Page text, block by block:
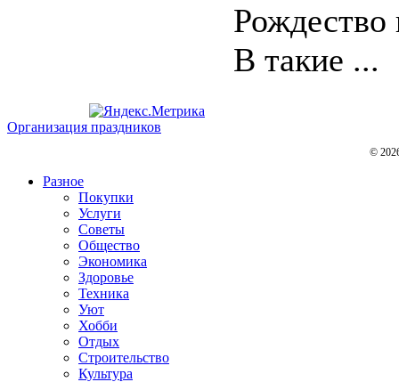
В такие ...
Организация праздников
©
Разное
Покупки
Услуги
Советы
Общество
Экономика
Здоровье
Техника
Уют
Хобби
Отдых
Строительство
Культура